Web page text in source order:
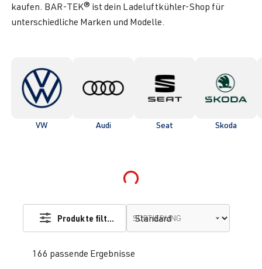
kaufen. BAR-TEK® ist dein Ladeluftkühler-Shop für
unterschiedliche Marken und Modelle.
VW Audi Seat Skoda
Loading...
166 passende Ergebnisse
Produkte filtern SORTIERUNG